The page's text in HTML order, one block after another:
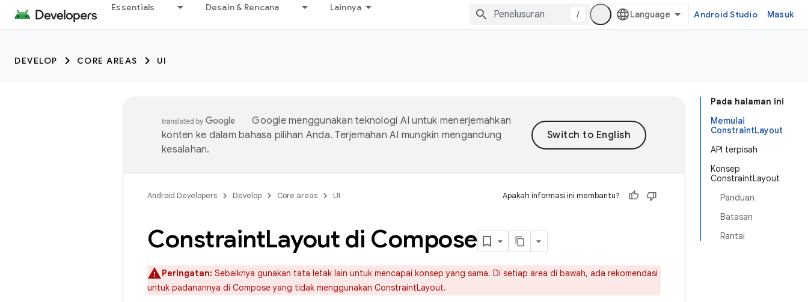
Essentials Desain & Rencana Lainnya
/ Android Studio Masuk
DEVELOP CORE AREAS UI
Pada halaman ini
Memulai
ConstraintLayout
API terpisah
Konsep
ConstraintLayout
Panduan
Batasan
Rantai
Google menggunakan teknologi AI untuk menerjemahkan
konten ke dalam bahasa pilihan Anda. Terjemahan AI mungkin mengandung
kesalahan.
Android Developers Develop Core areas UI Apakah informasi ini membantu?
ConstraintLayout di Compose
Peringatan: Sebaiknya gunakan tata letak lain untuk mencapai konsep yang sama. Di setiap area di bawah, ada rekomendasi
untuk padanannya di Compose yang tidak menggunakan ConstraintLayout.